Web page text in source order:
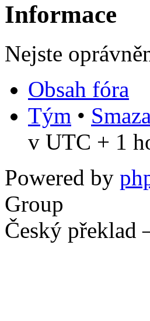
Informace
Nejste
Obsah fóra
Tým •
v UTC + 1
Powered by
Group
Český překlad